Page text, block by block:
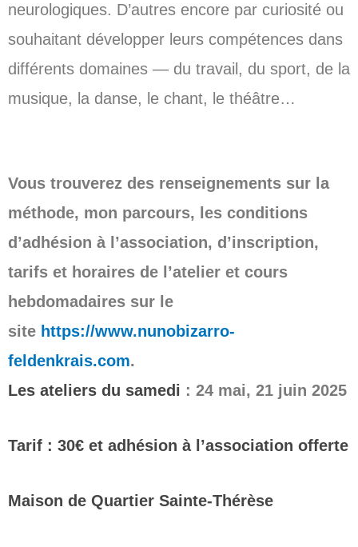
neurologiques. D’autres encore par curiosité ou
souhaitant développer leurs compétences dans
différents domaines — du travail, du sport, de la
musique, la danse, le chant, le théâtre…
Vous trouverez des renseignements sur la
méthode, mon parcours, les conditions
d’adhésion à l’association, d’inscription,
tarifs et horaires de l’atelier et cours
hebdomadaires sur le
site https://www.nunobizarro-
feldenkrais.com.
Les ateliers du samedi : 24 mai, 21 juin 2025
Tarif : 30€ et adhésion à l’association offerte
Maison de Quartier Sainte-Thérèse